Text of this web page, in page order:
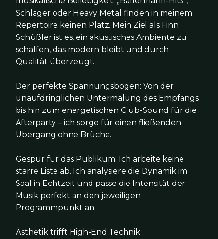
Schlager oder Heavy Metal finden in meinem
Repertoire keinen Platz. Mein Ziel als Finn
Schüßler ist es, ein akustisches Ambiente zu
schaffen, das modern bleibt und durch
Qualität überzeugt.
Der perfekte Spannungsbogen: Von der
unaufdringlichen Untermalung des Empfangs
bis hin zum energetischen Club-Sound für die
Afterparty – ich sorge für einen fließenden
Übergang ohne Brüche.
Gespür für das Publikum: Ich arbeite keine
starre Liste ab. Ich analysiere die Dynamik im
Saal in Echtzeit und passe die Intensität der
Musik perfekt an den jeweiligen
Programmpunkt an.
Ästhetik trifft High-End Technik